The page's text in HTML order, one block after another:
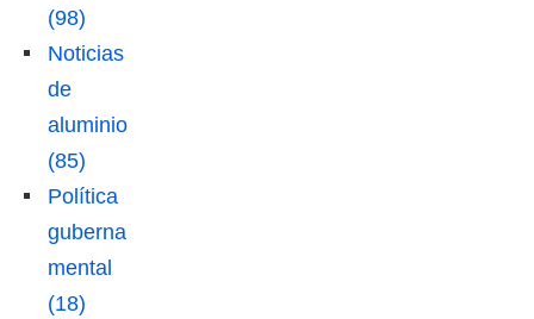
(98)
Noticias
de
aluminio
(85)
Política
guberna
mental
(18)